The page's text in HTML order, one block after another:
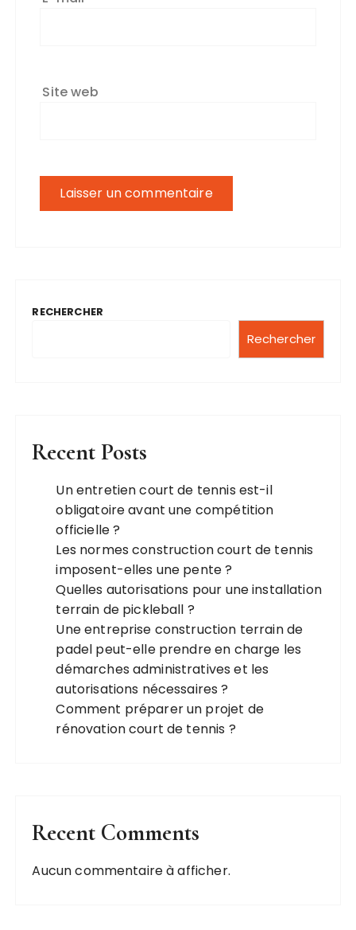
Site web
RECHERCHER
Rechercher
Recent Posts
Un entretien court de tennis est-il
obligatoire avant une compétition
officielle ?
Les normes construction court de tennis
imposent-elles une pente ?
Quelles autorisations pour une installation
terrain de pickleball ?
Une entreprise construction terrain de
padel peut-elle prendre en charge les
démarches administratives et les
autorisations nécessaires ?
Comment préparer un projet de
rénovation court de tennis ?
Recent Comments
Aucun commentaire à afficher.